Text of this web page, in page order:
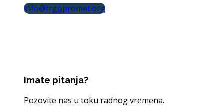
info@trgopromet.org
Imate pitanja?
Pozovite nas u toku radnog vremena.